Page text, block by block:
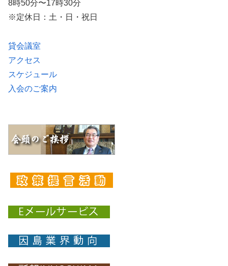
8時50分〜17時30分
※定休日：土・日・祝日
貸会議室
アクセス
スケジュール
入会のご案内